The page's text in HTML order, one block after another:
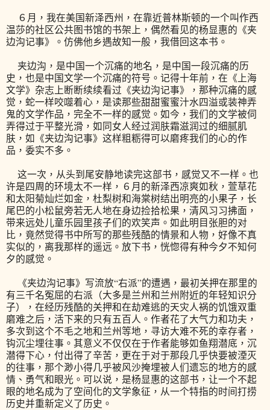
６月，我在美国新泽西州，在靠近普林斯顿的一个叫作西
温莎的社区公共图书馆的书架上，偶然看见的杨显惠的《夹
边沟记事》。仿佛他乡遇故知一般，我借回这本书。
夹边沟，是中国一个沉痛的地名，是中国一段沉痛的历
史，也是中国文学一个沉痛的符号。记得十年前，在《上海
文学》杂志上断断续续看过《夹边沟记事》，那种沉痛的感
觉，蛇一样咬噬着心，是读那些甜甜蜜蜜汁水四溢或装神弄
鬼的文学作品，完全不一样的感觉。如今，我们的文学被伺
弄得过于平整光滑，如同女人经过润肤霜滋润过的细腻肌
肤，如《夹边沟记事》这样粗粝得可以磨疼我们的心的作
品，委实不多。
这一次，从头到尾安静地读完这部书，感觉又不一样。也
许是四周的环境太不一样，６月的新泽西凉爽如秋，萱草花
和太阳菊灿烂如金，杜梨树和海棠树结出明亮的小果子，长
尾巴的小松鼠旁若无人地在身边捡拾松果，清风习习拂面，
带来远处儿童乐园里孩子们的欢笑声。如此明目张胆的对
比，竟然觉得书中所写的那些残酷的情景和人物，好像不真
实似的，离我那样的遥远。放下书，恍惚得有种今夕不知何
夕的感觉。
《夹边沟记事》写流放“右派”的遭遇，最初关押在那里的
有三千名冤屈的右派（大多是兰州和兰州附近的年轻知识分
子），在经历残酷的关押和在劫难逃的天灾人祸的饥饿双重
磨难之后，活下来的只有五百人。作者花了大气力和功夫，
多次到这个不毛之地和兰州等地，寻访大难不死的幸存者，
钩沉尘埋往事。其意义不仅仅在于作者能够如鱼翔潜底，沉
潜得下心，付出得了辛苦，更在于对于那段几乎快要被湮灭
的往事，那个渺小得几乎被风沙掩埋被人们遗忘的地方的感
情、勇气和眼光。可以说，是杨显惠的这部书，让一个不起
眼的地名成为了空间化的文学象征，从一个特指的时间打捞
历史并重新定义了历史。